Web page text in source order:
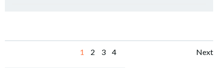
Page
1 Page
2 Page
3 Page
4 Next